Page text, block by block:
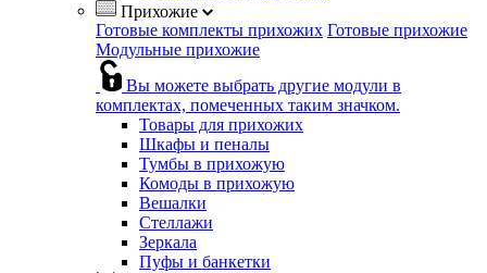
Прихожие
Готовые комплекты прихожих Готовые прихожие
Модульные прихожие
Вы можете выбрать другие модули в
комплектах, помеченных таким значком.
Товары для прихожих
Шкафы и пеналы
Тумбы в прихожую
Комоды в прихожую
Вешалки
Стеллажи
Зеркала
Пуфы и банкетки